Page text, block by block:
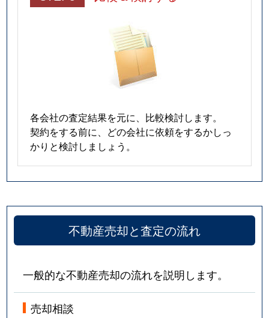
各会社の査定結果を元に、比較検討します。
契約をする前に、どの会社に依頼をするかしっ
かりと検討しましょう。
不動産売却と査定の流れ
一般的な不動産売却の流れを説明します。
売却相談